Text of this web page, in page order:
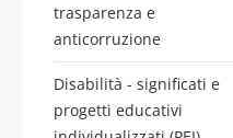
trasparenza e
anticorruzione
Disabilità - significati e
progetti educativi